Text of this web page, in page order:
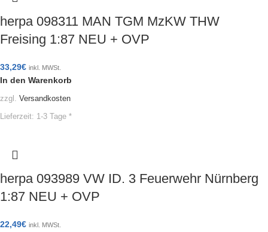
herpa 098311 MAN TGM MzKW THW
Freising 1:87 NEU + OVP
33,29€ inkl. MWSt.
In den Warenkorb
zzgl. Versandkosten
Lieferzeit: 1-3 Tage *
herpa 093989 VW ID. 3 Feuerwehr Nürnberg
1:87 NEU + OVP
22,49€ inkl. MWSt.